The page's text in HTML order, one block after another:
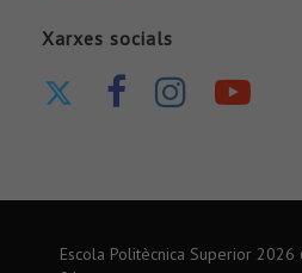
Xarxes socials
Twitter
páginapágina
Escola Politècnica Superior 2026